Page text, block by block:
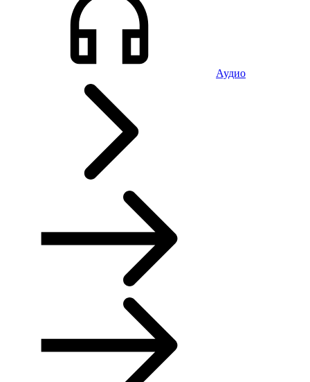
Аудио